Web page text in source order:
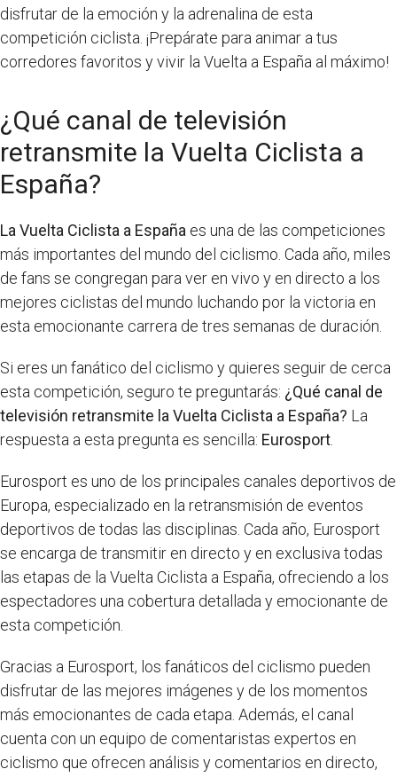
disfrutar de la emoción y la adrenalina de esta
competición ciclista. ¡Prepárate para animar a tus
corredores favoritos y vivir la Vuelta a España al máximo!
¿Qué canal de televisión
retransmite la Vuelta Ciclista a
España?
La Vuelta Ciclista a España es una de las competiciones
más importantes del mundo del ciclismo. Cada año, miles
de fans se congregan para ver en vivo y en directo a los
mejores ciclistas del mundo luchando por la victoria en
esta emocionante carrera de tres semanas de duración.
Si eres un fanático del ciclismo y quieres seguir de cerca
esta competición, seguro te preguntarás: ¿Qué canal de
televisión retransmite la Vuelta Ciclista a España? La
respuesta a esta pregunta es sencilla: Eurosport
Eurosport es uno de los principales canales deportivos de
Europa, especializado en la retransmisión de eventos
deportivos de todas las disciplinas. Cada año, Eurosport
se encarga de transmitir en directo y en exclusiva todas
las etapas de la Vuelta Ciclista a España, ofreciendo a los
espectadores una cobertura detallada y emocionante de
esta competición.
Gracias a Eurosport, los fanáticos del ciclismo pueden
disfrutar de las mejores imágenes y de los momentos
más emocionantes de cada etapa. Además, el canal
cuenta con un equipo de comentaristas expertos en
ciclismo que ofrecen análisis y comentarios en directo,